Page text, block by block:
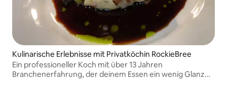
Kulinarische Erlebnisse mit Privatköchin RockieBree
Ein professioneller Koch mit über 13 Jahren
Branchenerfahrung, der deinem Essen ein wenig Glanz